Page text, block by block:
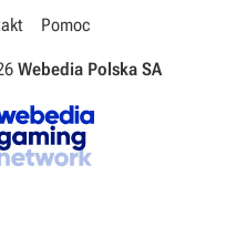
Pomoc
Webedia Polska SA